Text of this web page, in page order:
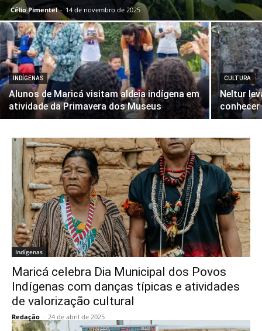
Célio Pimentel - 14 de novembro de 2025
INDÍGENAS
Alunos de Maricá visitam aldeia indígena em
atividade da Primavera dos Museus
CULTURA
Neltur
Indígenas
Maricá celebra Dia Municipal dos Povos
Indígenas com danças típicas e atividades
de valorização cultural
Redação - 24 de abril de 2025